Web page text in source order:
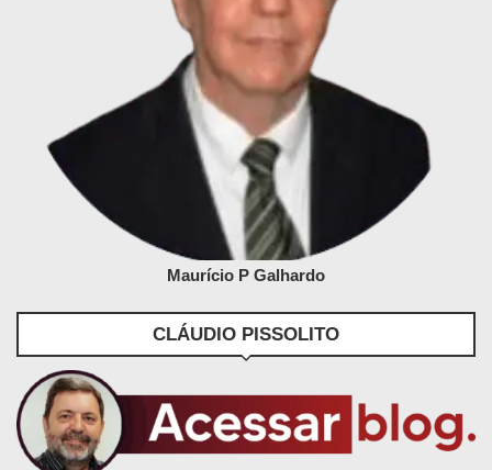
Maurício P Galhardo
CLÁUDIO PISSOLITO